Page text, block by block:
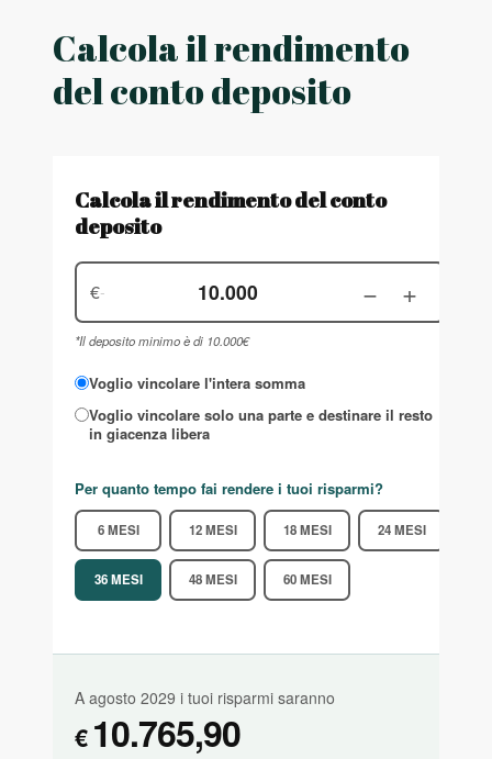
Calcola il rendimento
del conto deposito
Calcola il rendimento del conto
deposito
€- − +
*Il deposito minimo è di 10.000€
Voglio vincolare l'intera somma
Voglio vincolare solo una parte e destinare il resto
in giacenza libera
Per quanto tempo fai rendere i tuoi risparmi?
6 MESI 12 MESI 18 MESI 24 MESI
36 MESI 48 MESI 60 MESI
A agosto 2029 i tuoi risparmi saranno
€10.765,90